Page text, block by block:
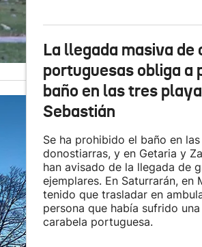
La llegada masiva de
portuguesas obliga a
baño en las tres
Sebastián
Se ha prohibido el baño en
donostiarras, y en Getaria y
han avisado de la llegada de
ejemplares. En Saturrarán, en
tenido que trasladar en
persona que había sufrido
carabela portuguesa.